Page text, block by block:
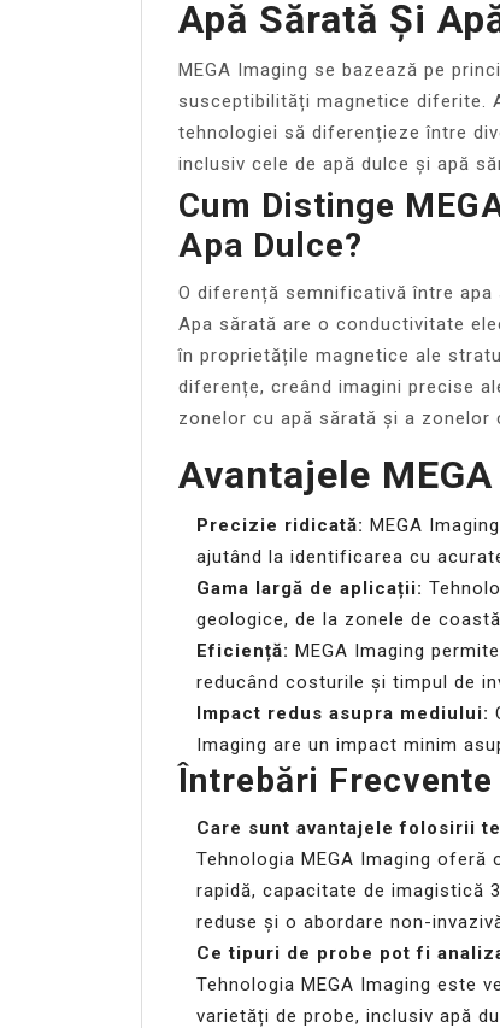
Apă Sărată Și
MEGA Imaging se bazează pe
susceptibilități magnetice diferite.
tehnologiei să diferențieze între
inclusiv cele de apă dulce și apă
Cum Distinge
Apa Dulce?
O diferență semnificativă între
Apa sărată are o conductivitate
în proprietățile magnetice ale
diferențe, creând imagini precise
zonelor cu apă sărată și a zonelor
Avantajele
Precizie ridicată: MEGA
ajutând la identificarea cu
Gama largă de aplicații:
geologice, de la zonele de
Eficiență: MEGA Imaging
reducând costurile și timpul de
Impact redus asupra mediului:
Imaging are un impact minim
Întrebări Frecvente
Care sunt avantajele folosirii
Tehnologia MEGA Imaging
rapidă, capacitate de imagistică
reduse și o abordare non-
Ce tipuri de probe pot fi
Tehnologia MEGA Imaging este
varietăți de probe, inclusiv apă